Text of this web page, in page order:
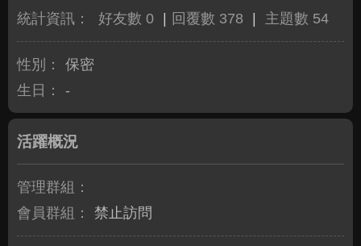
統計資訊： 好友數 0 回覆數 378 主題數 54
性別：
保密
生日：
-
活躍概況
管理群組：
會員群組：
禁止訪問